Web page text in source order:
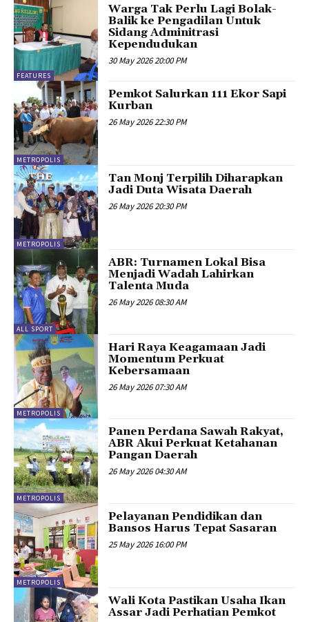
FEATURES
Warga Tak Perlu Lagi Bolak-
Balik ke Pengadilan Untuk
Sidang Adminitrasi
Kependudukan
30 May 2026 20:00 PM
METROPOLIS
Pemkot Salurkan 111 Ekor Sapi
Kurban
26 May 2026 22:30 PM
METROPOLIS
Tan Monj Terpilih Diharapkan
Jadi Duta Wisata Daerah
26 May 2026 20:30 PM
ALL SPORT
ABR: Turnamen Lokal Bisa
Menjadi Wadah Lahirkan
Talenta Muda
26 May 2026 08:30 AM
METROPOLIS
Hari Raya Keagamaan Jadi
Momentum Perkuat
Kebersamaan
26 May 2026 07:30 AM
METROPOLIS
Panen Perdana Sawah Rakyat,
ABR Akui Perkuat Ketahanan
Pangan Daerah
26 May 2026 04:30 AM
METROPOLIS
Pelayanan Pendidikan dan
Bansos Harus Tepat Sasaran
25 May 2026 16:00 PM
Wali Kota Pastikan Usaha Ikan
Assar Jadi Perhatian Pemkot